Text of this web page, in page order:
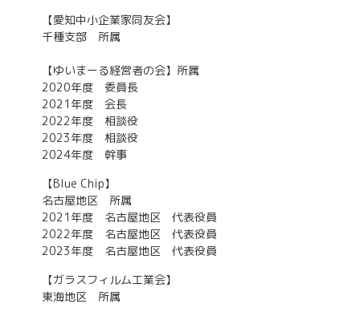
【愛知中小企業家同友会】
千種支部 所属
【ゆいまーる経営者の会】所属
2020年度 委員長
2021年度 会長
2022年度 相談役
2023年度 相談役
2024年度 幹事
【Blue Chip】
名古屋地区 所属
2021年度 名古屋地区 代表役員
2022年度 名古屋地区 代表役員
2023年度 名古屋地区 代表役員
【ガラスフィルム工業会】
東海地区 所属